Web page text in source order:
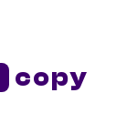
copy